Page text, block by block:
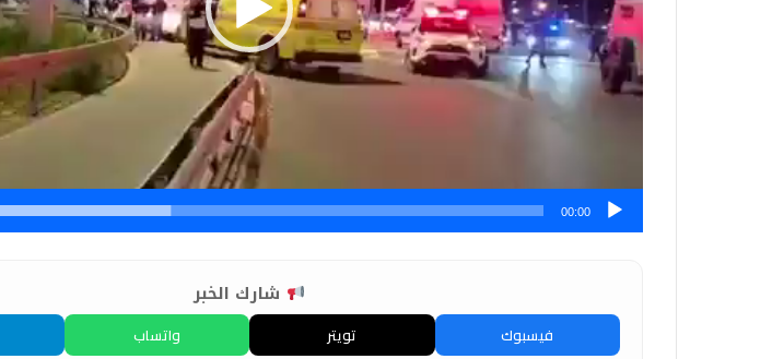
00:00
شارك الخبر
فيسبوك تويتر واتساب